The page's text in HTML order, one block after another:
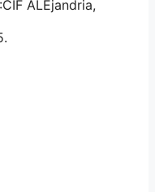
ALEjandria,